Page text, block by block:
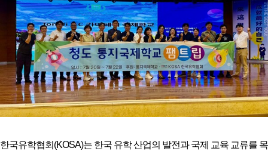
한국유학협회(KOSA)는 한국 유학 산업의 발전과 국제 교육 교류를 목